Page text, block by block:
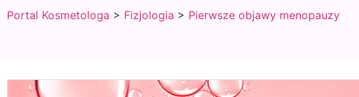
Portal Kosmetologa > Fizjologia > Pierwsze objawy menopauzy